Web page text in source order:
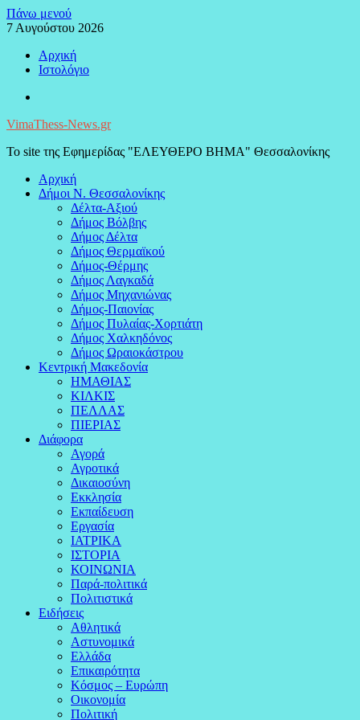
Μεταπηδήστε
στο
Πάνω μενού
7 Αυγούστου 2026
Αρχική
Ιστολόγιο
VimaThess-News.gr
Το site της Εφημερίδας "ΕΛΕΥΘΕΡΟ ΒΗΜΑ" Θεσσαλονίκης
Αρχική
Δήμοι Ν. Θεσσαλονίκης
Δέλτα-Αξιού
Δήμος Βόλβης
Δήμος Δέλτα
Δήμος Θερμαϊκού
Δήμος-Θέρμης
Δήμος Λαγκαδά
Δήμος Μηχανιώνας
Δήμος-Παιονίας
Δήμος Πυλαίας-Χορτιάτη
Δήμος Χαλκηδόνος
Δήμος Ωραιοκάστρου
Κεντρική Μακεδονία
ΗΜΑΘΙΑΣ
ΚΙΛΚΙΣ
ΠΕΛΛΑΣ
ΠΙΕΡΙΑΣ
Διάφορα
Αγορά
Αγροτικά
Δικαιοσύνη
Εκκλησία
Εκπαίδευση
Εργασία
ΙΑΤΡΙΚΑ
ΙΣΤΟΡΙΑ
ΚΟΙΝΩΝΙΑ
Παρά-πολιτικά
Πολιτιστικά
Ειδήσεις
Αθλητικά
Αστυνομικά
Ελλάδα
Επικαιρότητα
Κόσμος – Ευρώπη
Οικονομία
Πολιτική